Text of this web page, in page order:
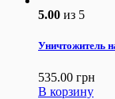
5.00 из 5
Уничтожитель
535.00 грн
В корзину